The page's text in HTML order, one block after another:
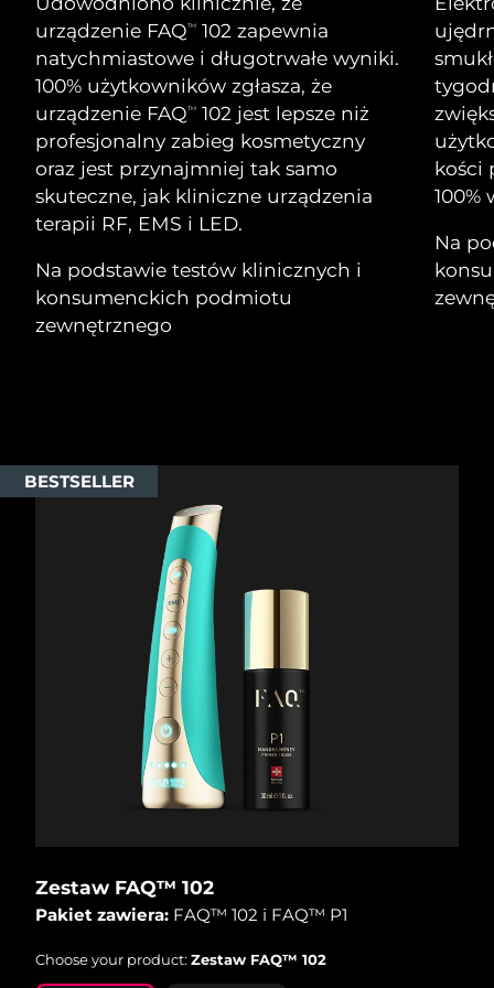
urządzenie FAQTM
102 zapewnia
natychmiastowe i długotrwałe wyniki.
100% użytkowników zgłasza, że
urządzenie FAQTM
102 jest lepsze niż
profesjonalny zabieg kosmetyczny
oraz jest przynajmniej tak samo
skuteczne, jak kliniczne urządzenia
terapii RF, EMS i LED.
Na podstawie testów klinicznych i
konsumenckich podmiotu
zewnętrznego
kości
100%
Na
BESTSELLER
Zestaw FAQ™ 102
Pakiet zawiera: FAQ™ 102 i FAQ™ P1
Choose your product:Zestaw FAQ™ 102
All revitalizing eye massagers
Advanced pore care essentials
Serum
For healthy hair
issa™ Teeth Whitening Gel
18% PAP
Kosmetyki Mężczyźni
Kupuj
FOREO APP
O NAS
Gibraltar
8/12/26
Grecja
Oczekiwany czas dostawy
8/8/26
SRA Hongkong
(Chiny)
Oczekiwany czas dostawy
8/9/26
Węgry
Oczekiwany czas dostawy
Islandia
Oczekiwany czas dostawy
Wyspa Man
Oczekiwany czas dostawy
Oczekiwany czas dostawy
Oczekiwany czas dostawy
Oczekiwany czas dostawy
Kuwejt